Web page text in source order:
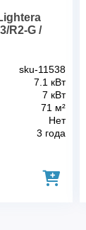
R2-G /
sku-11538
7.1 кВт
7 кВт
71 м²
Нет
3 года